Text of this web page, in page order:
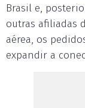
Brasil e,
outras afiliadas
aérea, os
expandir a